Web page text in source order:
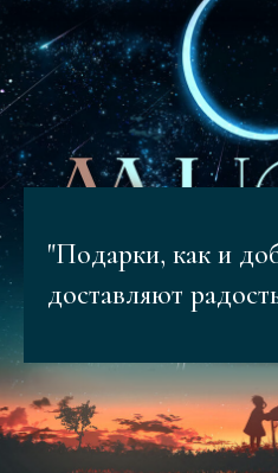
"Подарки, как и
доставляют